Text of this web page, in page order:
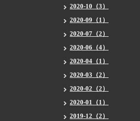
2020-10（3）
2020-09（1）
2020-07（2）
2020-06（4）
2020-04（1）
2020-03（2）
2020-02（2）
2020-01（1）
2019-12（2）